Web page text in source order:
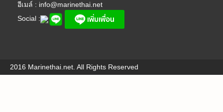
อีเมล์ : info@marinethai.net
Social :
2016 Marinethai.net. All Rights Reserved